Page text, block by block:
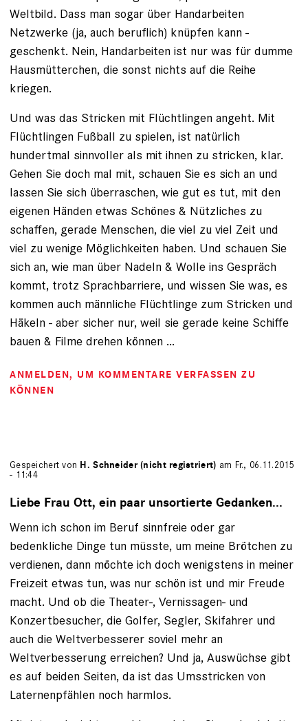
Weltbild. Dass man sogar über Handarbeiten
Netzwerke (ja, auch beruflich) knüpfen kann -
geschenkt. Nein, Handarbeiten ist nur was für dumme
Hausmütterchen, die sonst nichts auf die Reihe
kriegen.
Und was das Stricken mit Flüchtlingen angeht. Mit
Flüchtlingen Fußball zu spielen, ist natürlich
hundertmal sinnvoller als mit ihnen zu stricken, klar.
Gehen Sie doch mal mit, schauen Sie es sich an und
lassen Sie sich überraschen, wie gut es tut, mit den
eigenen Händen etwas Schönes & Nützliches zu
schaffen, gerade Menschen, die viel zu viel Zeit und
viel zu wenige Möglichkeiten haben. Und schauen Sie
sich an, wie man über Nadeln & Wolle ins Gespräch
kommt, trotz Sprachbarriere, und wissen Sie was, es
kommen auch männliche Flüchtlinge zum Stricken und
Häkeln - aber sicher nur, weil sie gerade keine Schiffe
bauen & Filme drehen können ...
ANMELDEN, UM KOMMENTARE VERFASSEN ZU
KÖNNEN
Gespeichert von H. Schneider (nicht registriert) am Fr., 06.11.2015
- 11:44
Liebe Frau Ott, ein paar unsortierte Gedanken...
Wenn ich schon im Beruf sinnfreie oder gar
bedenkliche Dinge tun müsste, um meine Brötchen zu
verdienen, dann möchte ich doch wenigstens in meiner
Freizeit etwas tun, was nur schön ist und mir Freude
macht. Und ob die Theater-, Vernissagen- und
Konzertbesucher, die Golfer, Segler, Skifahrer und
auch die Weltverbesserer soviel mehr an
Weltverbesserung erreichen? Und ja, Auswüchse gibt
es auf beiden Seiten, da ist das Umsstricken von
Laternenpfählen noch harmlos.